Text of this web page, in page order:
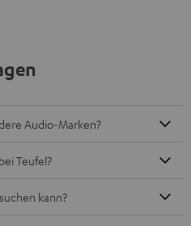
Audio-Marken?
Teufel?
kann?